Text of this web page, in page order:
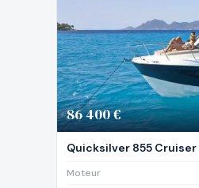
86 400 €
Quicksilver 855 Cruiser
Moteur